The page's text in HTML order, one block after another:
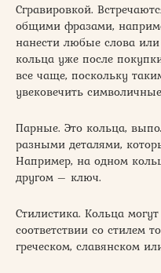
Сгравировкой.
общими фразами,
нанести любые слова
кольца уже после
все чаще, поскольку
увековечить
Парные. Это кольца,
разными деталями,
Например, на одном
другом – ключ.
Стилистика. Кольца
соответствии со стилем
греческом, славянском